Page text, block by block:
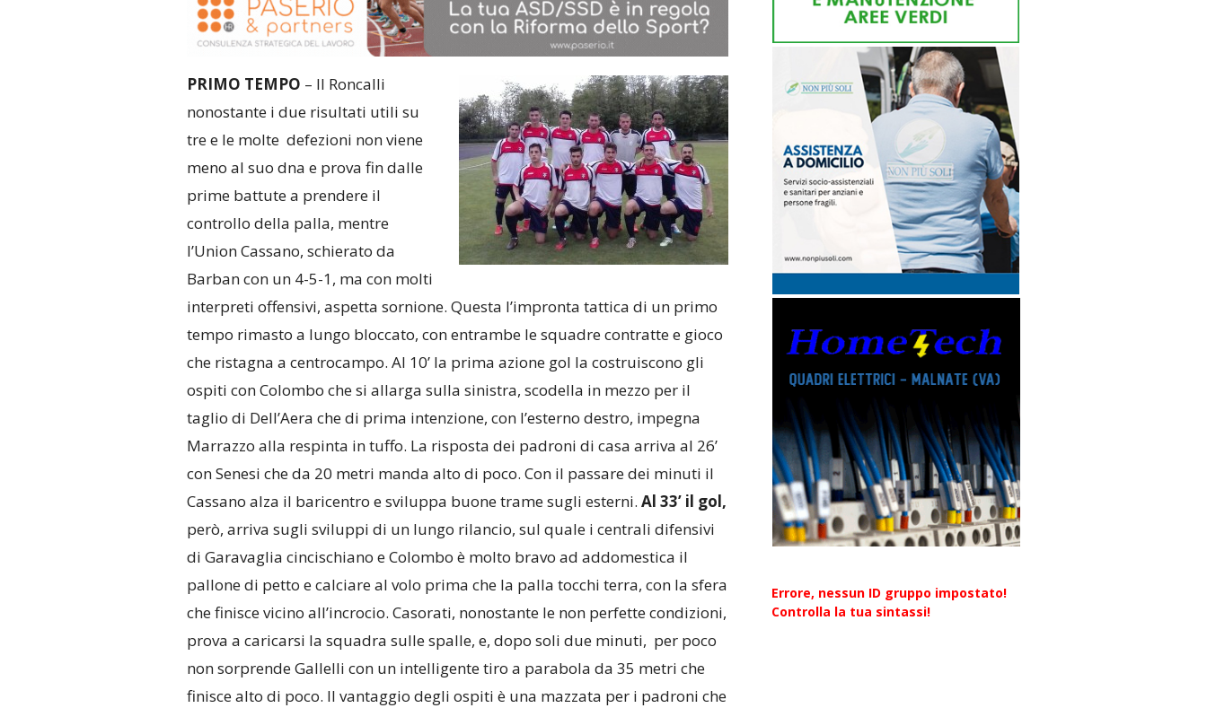
PRIMO TEMPO – Il Roncalli
nonostante i due risultati utili su
tre e le molte defezioni non viene
meno al suo dna e prova fin dalle
prime battute a prendere il
controllo della palla, mentre
l’Union Cassano, schierato da
Barban con un 4-5-1, ma con molti
interpreti offensivi, aspetta sornione. Questa l’impronta tattica di un primo
tempo rimasto a lungo bloccato, con entrambe le squadre contratte e gioco
che ristagna a centrocampo. Al 10’ la prima azione gol la costruiscono gli
ospiti con Colombo che si allarga sulla sinistra, scodella in mezzo per il
taglio di Dell’Aera che di prima intenzione, con l’esterno destro, impegna
Marrazzo alla respinta in tuffo. La risposta dei padroni di casa arriva al 26’
con Senesi che da 20 metri manda alto di poco. Con il passare dei minuti il
Cassano alza il baricentro e sviluppa buone trame sugli esterni. Al 33’ il gol,
però, arriva sugli sviluppi di un lungo rilancio, sul quale i centrali difensivi
di Garavaglia cincischiano e Colombo è molto bravo ad addomestica il
pallone di petto e calciare al volo prima che la palla tocchi terra, con la sfera
che finisce vicino all’incrocio. Casorati, nonostante le non perfette condizioni,
prova a caricarsi la squadra sulle spalle, e, dopo soli due minuti, per poco
non sorprende Gallelli con un intelligente tiro a parabola da 35 metri che
finisce alto di poco. Il vantaggio degli ospiti è una mazzata per i padroni che
Errore, nessun ID gruppo impostato!
Controlla la tua sintassi!